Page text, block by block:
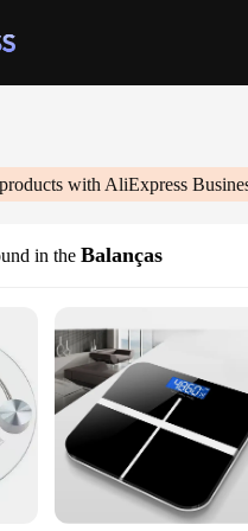
products with AliExpress
in the Balanças